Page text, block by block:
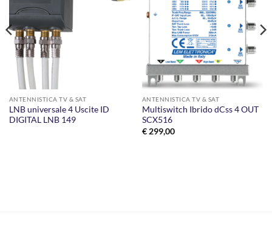
ANTENNISTICA TV & SAT
LNB universale 4 Uscite ID
DIGITAL LNB 149
DESIDERI
ANTENNISTICA TV & SAT
Multiswitch Ibrido dCss 4 OUT
SCX516
€299,00